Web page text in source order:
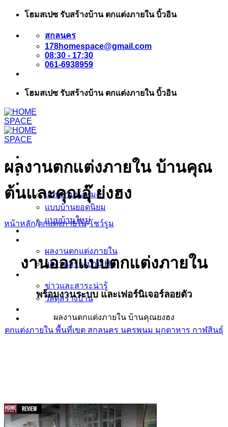
ข้าม
โฮมสเปซ รับสร้างบ้าน ตกแต่งภายใน บิ้วอิน
สกลนคร
178homespace@gmail.com
08:30 - 17:30
061-6938959
โฮมสเปซ รับสร้างบ้าน ตกแต่งภายใน บิ้วอิน
หน้าแรก
แบบบ้านทั้งหมด
แบบบ้านยอดนิยม
แบบบ้านใหม่
ข้อมูล ตกแต่งภายใน บิ้วอิน
ผลงานตกแต่งภายใน
ผลงานสร้างบ้าน HS
ข่าวและสาระน่ารู้
วัสดุสร้างบ้าน
ติดต่อเรา
ผลงานตกแต่งภายใน บ้านคุณ
ต้นและคุณอุ๊ ย่งฮง
หน้าหลัก/ตกแต่งภายใน-โชว์รูม
งานออกแบบตกแต่งภายใน
พร้อมงานระบบ และเฟอร์นิเจอร์ลอยตัว
ผลงานตกแต่งภายใน บ้านคุณยงฮง
ตกแต่งภายใน พื้นที่เขต สกลนคร นครพนม มุกดาหาร กาฬสินธุ์